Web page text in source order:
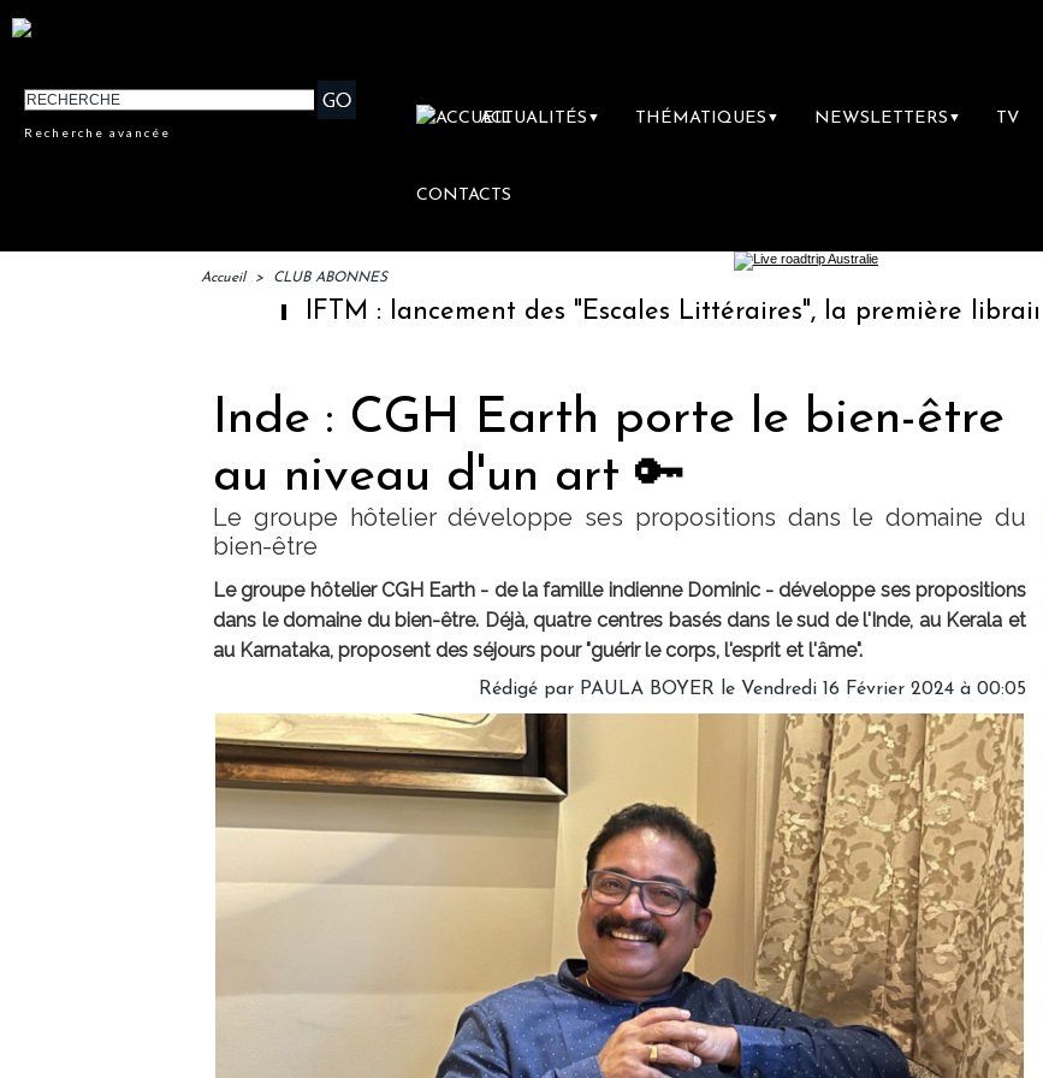
Recherche avancée
ACTUALITÉS ▼ THÉMATIQUES ▼ NEWSLETTERS ▼ TV
CONTACTS
Accueil > CLUB ABONNES
IFTM : lancement des "Escales Littéraires", la première librairie du voyage
Inde : CGH Earth porte le bien-être
au niveau d'un art 🔑
Le groupe hôtelier développe ses propositions dans le domaine du
bien-être
Le groupe hôtelier CGH Earth - de la famille indienne Dominic - développe ses propositions
dans le domaine du bien-être. Déjà, quatre centres basés dans le sud de l'Inde, au Kerala et
au Karnataka, proposent des séjours pour "guérir le corps, l'esprit et l'âme".
Rédigé par PAULA BOYER le Vendredi 16 Février 2024 à 00:05